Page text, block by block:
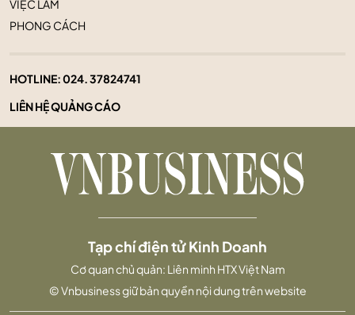
VIỆC LÀM
PHONG CÁCH
HOTLINE:024. 37824741
LIÊN HỆ QUẢNG CÁO
Tạp chí điện tử Kinh Doanh
Cơ quan chủ quản: Liên minh HTX Việt Nam
© Vnbusiness giữ bản quyền nội dung trên website